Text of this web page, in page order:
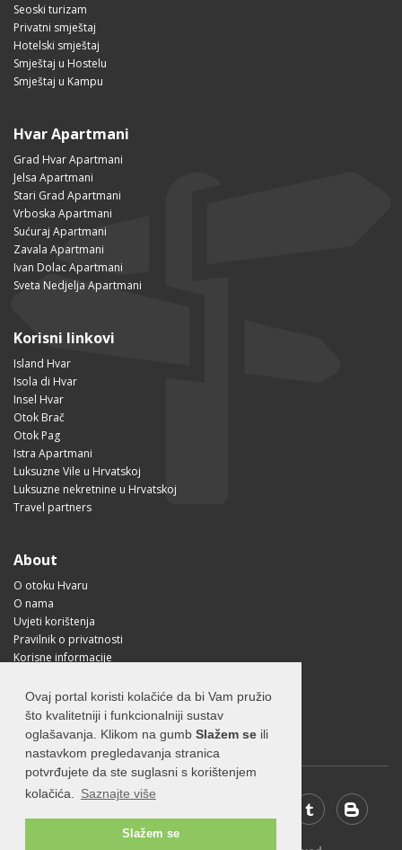
Ovaj portal koristi kolačiće da bi Vam pružio
što kvalitetniji i funkcionalniji sustav
oglašavanja. Klikom na gumb Slažem se ili
nastavkom pregledavanja stranica
potvrđujete da ste suglasni s korištenjem
kolačića.
Saznajte više
Slažem se
Seoski turizam
Privatni smještaj
Hotelski smještaj
Smještaj u Hostelu
Smještaj u Kampu
Hvar Apartmani
Grad Hvar Apartmani
Jelsa Apartmani
Stari Grad Apartmani
Vrboska Apartmani
Sućuraj Apartmani
Zavala Apartmani
Ivan Dolac Apartmani
Sveta Nedjelja Apartmani
Korisni linkovi
Island Hvar
Isola di Hvar
Insel Hvar
Otok Brač
Otok Pag
Istra Apartmani
Luksuzne Vile u Hrvatskoj
Luksuzne nekretnine u Hrvatskoj
Travel partners
About
O otoku Hvaru
O nama
Uvjeti korištenja
Pravilnik o privatnosti
Korisne informacije
Free Mobile App
Visit Croatia